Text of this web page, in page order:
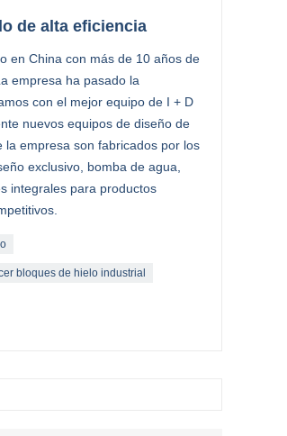
de alta eficiencia
en China con más de 10 años de
empresa ha pasado la
con el mejor equipo de I + D
nuevos equipos de diseño de
la empresa son fabricados por los
exclusivo, bomba de agua,
integrales para productos
bloques de hielo industrial